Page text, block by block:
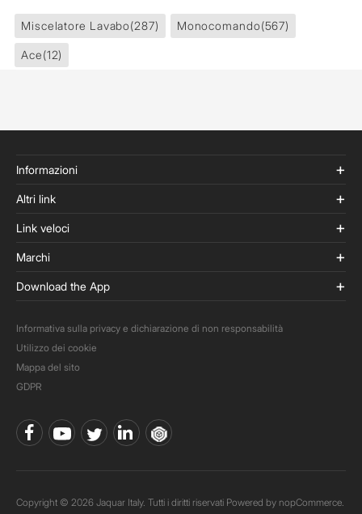
Miscelatore Lavabo(287) Monocomando(567)
Ace(12)
Informazioni
Altri link
Link veloci
Marchi
Download the App
Informativa sulla privacy e dichiarazione di non responsabilità
Utilizzo dei cookie
Mappa del sito
GDPR
Copyright © 2026 Jaquar Italy. Tutti i diritti riservati Powered by nopCommerce.